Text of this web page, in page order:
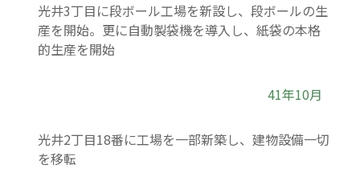
光井3丁目に段ボール工場を新設し、段ボールの生
産を開始。更に自動製袋機を導入し、紙袋の本格
的生産を開始
41年10月
光井2丁目18番に工場を一部新築し、建物設備一切
を移転